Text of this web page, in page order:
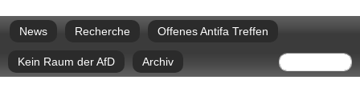
zum
Hauptmenü
News Recherche Offenes Antifa Treffen
Kein Raum der AfD Archiv Suche